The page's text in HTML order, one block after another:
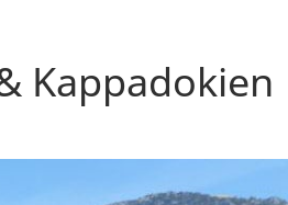
Kappadokien